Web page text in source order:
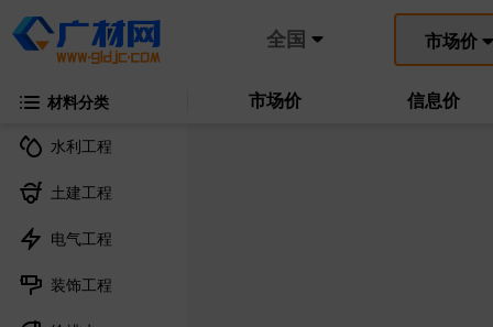
全国 市场价
材料分类 市场价 信息价
水利工程
土建工程
电气工程
装饰工程